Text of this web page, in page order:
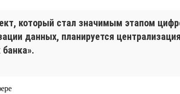
который стал значимым этапом
данных, планируется